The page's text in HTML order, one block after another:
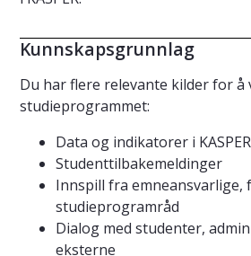
Kunnskapsgrunnlag
Du har flere relevante kilder for å
studieprogrammet:
Data og indikatorer i KASPER
Studenttilbakemeldinger
Innspill fra emneansvarlige,
studieprogramråd
Dialog med studenter,
eksterne